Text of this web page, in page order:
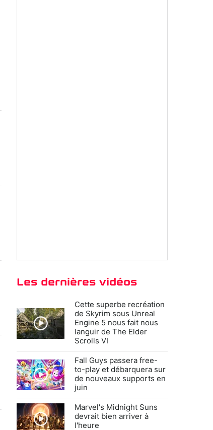
Les dernières vidéos
Cette superbe recréation
de Skyrim sous Unreal
Engine 5 nous fait nous
languir de The Elder
Scrolls VI
Fall Guys passera free-
to-play et débarquera sur
de nouveaux supports en
juin
Marvel's Midnight Suns
devrait bien arriver à
l'heure